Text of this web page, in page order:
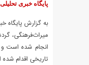
پایگاه خبری
به گزارش پایگاه
انجام شده است و
تاریخی اقدام